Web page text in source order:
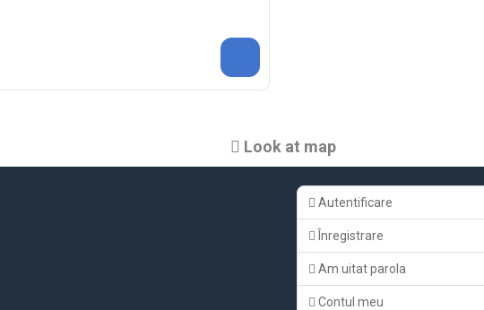
Look at map
Autentificare
Înregistrare
Am uitat parola
Contul meu